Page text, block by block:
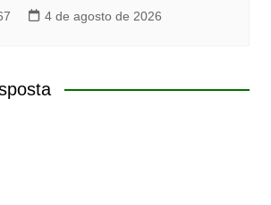
4 de agosto de 2026